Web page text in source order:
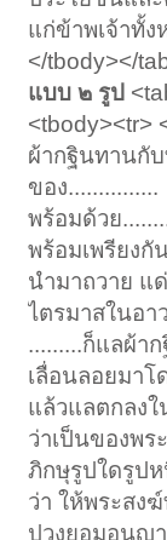
แก่ข้าพเจ้าทั้
</tbody></
แบบ ๒ รูป
<tbody><tr>
ผ้ากฐินทานกับ
ของ...............
พร้อมด้วย
พร้อมเพรียงกั
นำมาถวาย แ
ไตรมาสในอา
.........ก็แลผ้า
เลื่อนลอยมา
แล้วแลตกลงใ
ว่าเป็นของพระ
ภิกษุรูปใดรูป
ว่า ให้พระสงฆ์
ปวงยอมอนุญ